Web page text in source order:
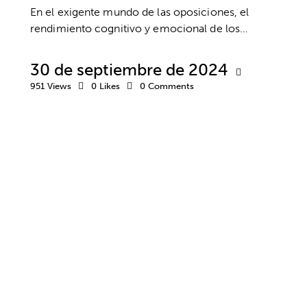
En el exigente mundo de las oposiciones, el
rendimiento cognitivo y emocional de los…
30 de septiembre de 2024
951 Views 0 Likes 0 Comments